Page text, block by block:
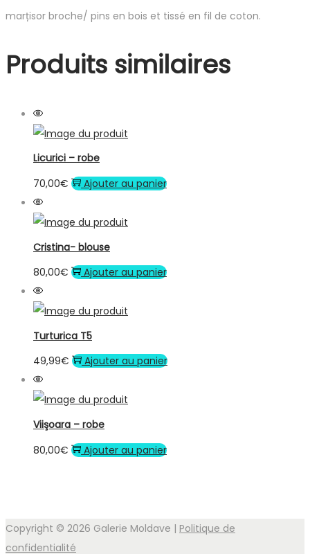
marțisor broche/ pins en bois et tissé en fil de coton.
Produits similaires
Licurici – robe
70,00€ Ajouter au panier
Cristina- blouse
80,00€ Ajouter au panier
Turturica T5
49,99€ Ajouter au panier
Viişoara – robe
80,00€ Ajouter au panier
Copyright © 2026 Galerie Moldave | Politique de
confidentialité